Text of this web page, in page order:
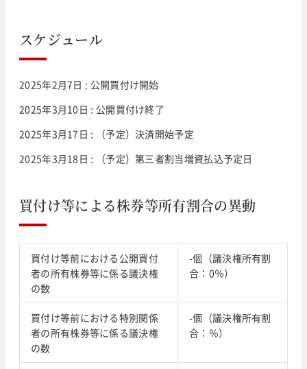
スケジュール
2025年2月7日 : 公開買付け開始
2025年3月10日 : 公開買付け終了
2025年3月17日 : （予定）決済開始予定
2025年3月18日 : （予定）第三者割当増資払込予定日
買付け等による株券等所有割合の異動
買付け等前における公開買付
者の所有株券等に係る議決権
の数
-個（議決権所有割
合：0％）
買付け等前における特別関係
者の所有株券等に係る議決権
の数
-個（議決権所有割
合：％）